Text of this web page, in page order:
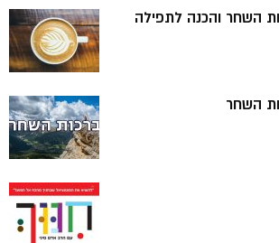
השחר והכנה לתפילה
השחר